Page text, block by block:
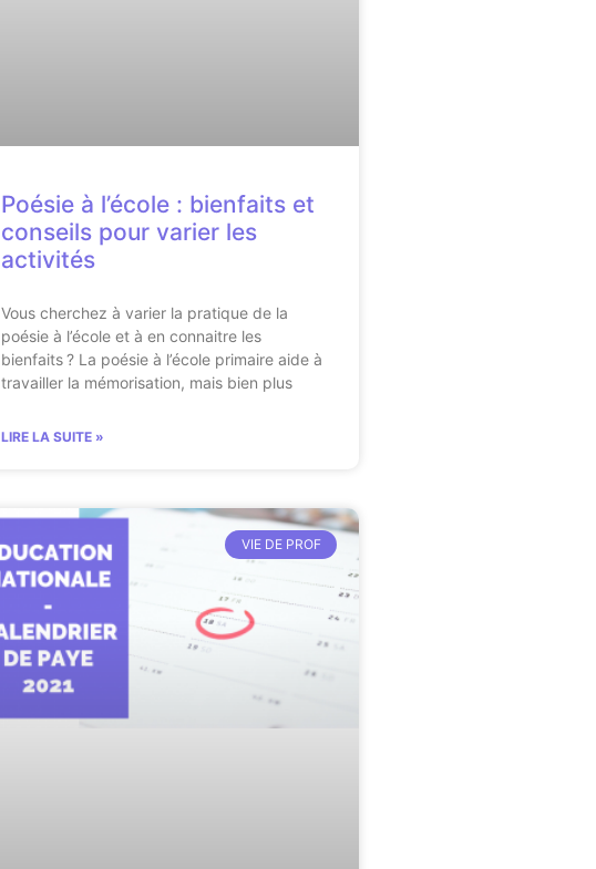
Poésie à l’école : bienfaits et
conseils pour varier les
activités
Vous cherchez à varier la pratique de la
poésie à l’école et à en connaitre les
bienfaits ? La poésie à l’école primaire aide à
travailler la mémorisation, mais bien plus
LIRE LA SUITE »
VIE DE PROF